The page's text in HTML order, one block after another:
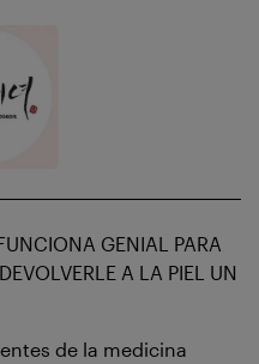
GENIAL PARA
A LA PIEL UN
de la medicina